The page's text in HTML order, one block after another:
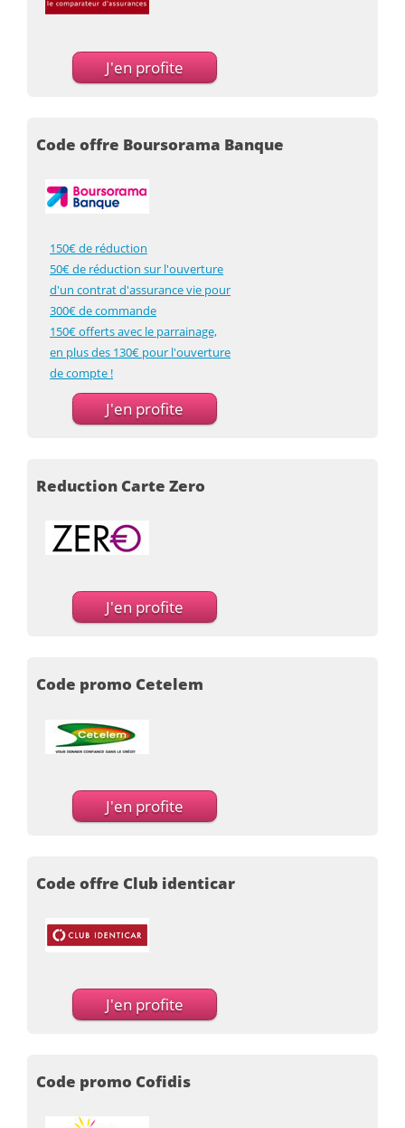
J'en profite
Code offre Boursorama Banque
150€ de réduction
50€ de réduction sur l'ouverture
d'un contrat d'assurance vie pour
300€ de commande
150€ offerts avec le parrainage,
en plus des 130€ pour l'ouverture
de compte !
J'en profite
Reduction Carte Zero
J'en profite
Code promo Cetelem
J'en profite
Code offre Club identicar
J'en profite
Code promo Cofidis